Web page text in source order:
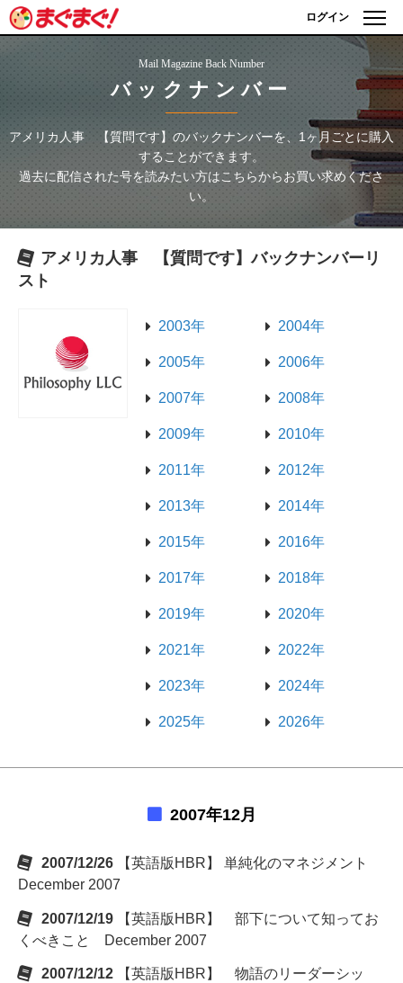
ログイン
Mail Magazine Back Number
バックナンバー
アメリカ人事 【質問です】 のバックナンバーを、1ヶ月ごとに購入
することができます。
過去に配信された号を読みたい方はこちらからお買い求めくださ
い。
アメリカ人事 【質問です】バックナンバーリ
スト
2003年 2004年
2005年 2006年
2007年 2008年
2009年 2010年
2011年 2012年
2013年 2014年
2015年 2016年
2017年 2018年
2019年 2020年
2021年 2022年
2023年 2024年
2025年 2026年
2007年12月
2007/12/26
【英語版HBR】 単純化のマネジメント
December 2007
2007/12/19
【英語版HBR】 部下について知ってお
くべきこと December 2007
2007/12/12
【英語版HBR】 物語のリーダーシッ